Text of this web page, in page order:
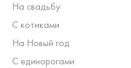
На свадьбу
С котиками
На Новый год
С единорогами